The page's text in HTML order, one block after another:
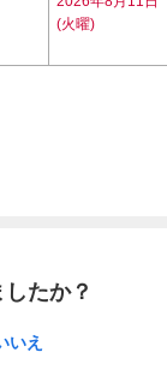
(火曜)
たか？
いえ